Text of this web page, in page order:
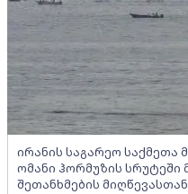
ირანის საგარეო საქმეთა
ომანი ჰორმუზის სრუტეში
შეთანხმების